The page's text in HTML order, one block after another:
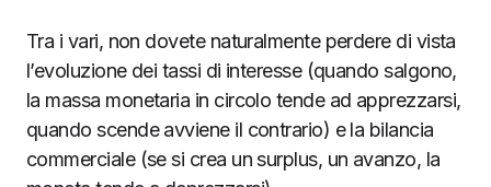
Tra i vari, non dovete naturalmente perdere di vista
l’evoluzione dei tassi di interesse (quando salgono,
la massa monetaria in circolo tende ad apprezzarsi,
quando scende avviene il contrario) e la bilancia
commerciale (se si crea un surplus, un avanzo, la